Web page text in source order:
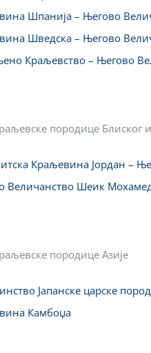
Шпанија – Његово
Шведска – Његово
Краљевство – Његово
породице Блиског
Краљевина Јордан –
Величанство Шеик
породице Азије
Јапанске царске
Камбоџа